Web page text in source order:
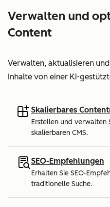
Verwalten und
Content
Verwalten, aktualisieren
Inhalte von einer KI-
Skalierbares
Erstellen und verwalten
skalierbaren CMS.
SEO-Empfehlungen
Erhalten Sie SEO-
traditionelle Suche.